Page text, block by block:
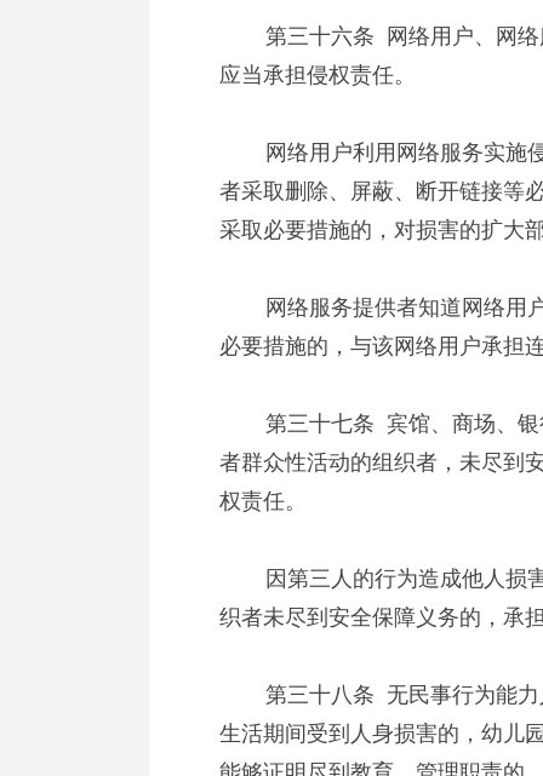
第三十六条 网络用户、网络
应当承担侵权责任。
网络用户利用网络服务实施侵
者采取删除、屏蔽、断开链接等
采取必要措施的，对损害的扩大
网络服务提供者知道网络用户
必要措施的，与该网络用户承担
第三十七条 宾馆、商场、银
者群众性活动的组织者，未尽到
权责任。
因第三人的行为造成他人损害
织者未尽到安全保障义务的，承
第三十八条 无民事行为能力
生活期间受到人身损害的，幼儿